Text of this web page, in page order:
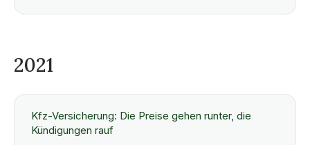
2021
Kfz-Versicherung: Die Preise gehen runter, die
Kündigungen rauf